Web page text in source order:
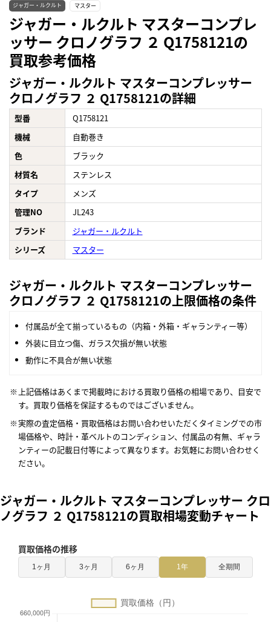
ジャガー・ルクルト マスター
ジャガー・ルクルト マスターコンプレ
ッサー クロノグラフ ２ Q1758121の
買取参考価格
ジャガー・ルクルト マスターコンプレッサー
クロノグラフ ２ Q1758121の詳細
型番
Q1758121
機械
自動巻き
色
ブラック
材質名
ステンレス
タイプ
メンズ
管理NO
JL243
ブランド
ジャガー・ルクルト
シリーズ
マスター
ジャガー・ルクルト マスターコンプレッサー
クロノグラフ ２ Q1758121の上限価格の条件
付属品が全て揃っているもの（内箱・外箱・ギャランティー等）
外装に目立つ傷、ガラス欠損が無い状態
動作に不具合が無い状態
上記価格はあくまで掲載時における買取り価格の相場であり、目安で
す。買取り価格を保証するものではございません。
実際の査定価格・買取価格はお問い合わせいただくタイミングでの市
場価格や、時計・革ベルトのコンディション、付属品の有無、ギャラ
ンティーの記載日付等によって異なります。お気軽にお問い合わせく
ださい。
ジャガー・ルクルト マスターコンプレッサー クロ
ノグラフ ２ Q1758121の買取相場変動チャート
買取価格の推移
1ヶ月 3ヶ月 6ヶ月 1年 全期間